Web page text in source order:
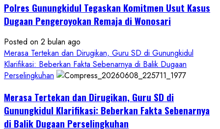
Polres Gunungkidul Tegaskan Komitmen Usut Kasus
Dugaan Pengeroyokan Remaja di Wonosari
Posted on 2 bulan ago
Merasa Tertekan dan Dirugikan, Guru SD di Gunungkidul
Klarifikasi: Beberkan Fakta Sebenarnya di Balik Dugaan
Perselingkuhan
Merasa Tertekan dan Dirugikan, Guru SD di
Gunungkidul Klarifikasi: Beberkan Fakta Sebenarnya
di Balik Dugaan Perselingkuhan